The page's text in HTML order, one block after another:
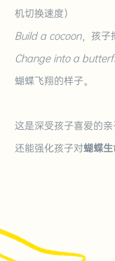
机切换速度）
Builda cocoon，孩子
Change into a
蝴蝶飞翔的样子。
这是深受孩子喜爱的
还能强化孩子对蝴蝶